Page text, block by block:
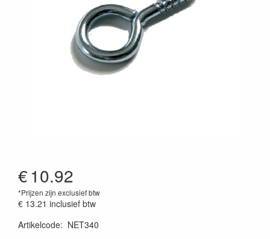
€10.92
*Prijzen zijn exclusief btw
€ 13.21 inclusief btw
Artikelcode: NET340